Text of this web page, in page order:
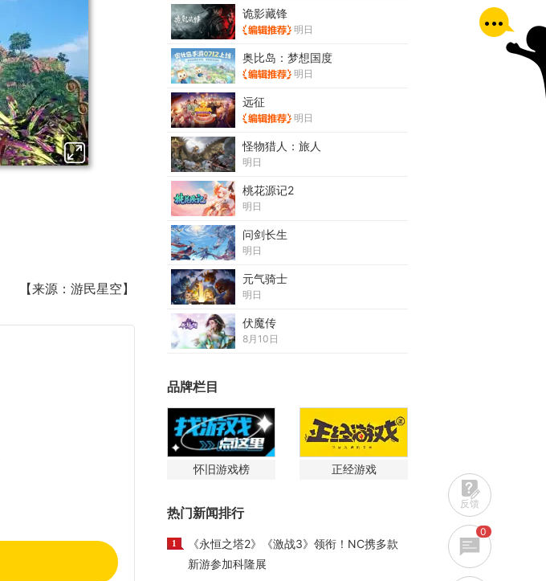
【来源：游民星空】
诡影藏锋
明日
奥比岛：梦想国度
明日
远征
明日
怪物猎人：旅人
明日
桃花源记2
明日
问剑长生
明日
元气骑士
明日
伏魔传
8月10日
品牌栏目
怀旧游戏榜 正经游戏
热门新闻排行
1
《永恒之塔2》《激战3》领衔！NC携多款
新游参加科隆展
反馈
0